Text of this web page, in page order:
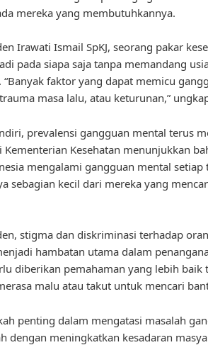
mereka yang membutuhkannya.
Irawati Ismail SpKJ, seorang pakar
pada siapa saja tanpa memandang
“Banyak faktor yang dapat memicu
masa lalu, atau keturunan,”
prevalensi gangguan mental terus
Kementerian Kesehatan menunjukkan
mengalami gangguan mental setiap
sebagian kecil dari mereka yang
stigma dan diskriminasi terhadap
hambatan utama dalam
diberikan pemahaman yang lebih
malu atau takut untuk mencari
penting dalam mengatasi masalah
dengan meningkatkan kesadaran